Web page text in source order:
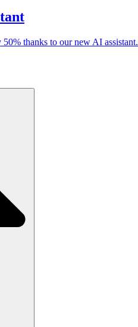
thanks to our new AI assistant.